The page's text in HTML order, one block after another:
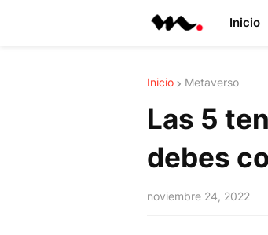
Inicio
Inicio Metaverso
Las 5
debes
noviembre 24, 2022